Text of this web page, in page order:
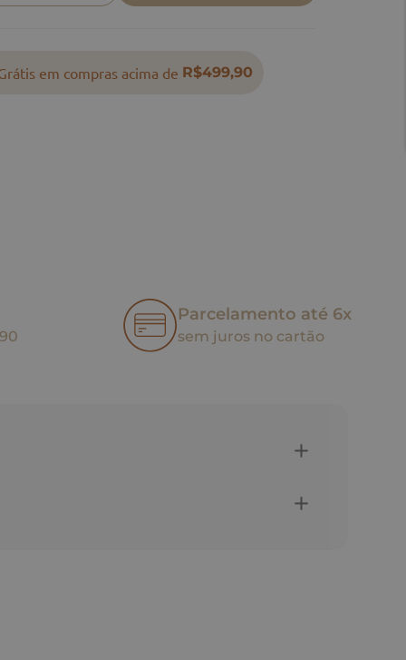
em compras acima de R$499,90
Parcelamento até 6x
sem juros no cartão